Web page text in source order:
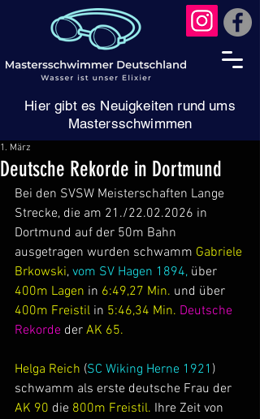
Hier gibt es Neuigkeiten rund ums
Mastersschwimmen
Deutsche Rekorde in Dortmund
1. März
Bei den SVSW Meisterschaften Lange
Strecke, die am 21./22.02.2026 in
Dortmund auf der 50m Bahn
ausgetragen wurden schwamm Gabriele
Brkowski, vom SV Hagen 1894, über
400m Lagen in 6:49,27 Min. und über
400m Freistil in 5:46,34 Min. Deutsche
Rekorde der AK 65.
Helga Reich (SC Wiking Herne 1921 )
schwamm als erste deutsche Frau der
AK 90 die 800m Freistil. Ihre Zeit von